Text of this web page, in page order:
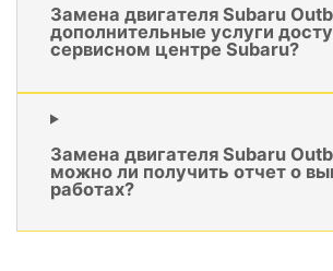
Замена двигателя Subaru
дополнительные услуги
сервисном центре Subaru?
Замена двигателя Subaru
можно ли получить отчет о
работах?